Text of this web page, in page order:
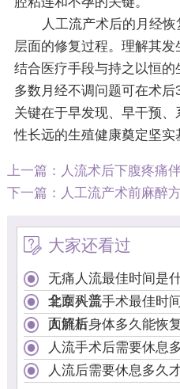
人工流产术后的月经
层面的修复过程。理解其
结合医疗手段与持之以恒
多数月经不调问题可在术后
关键在于早发现、早干预
性长远的生殖健康奠定坚实
上一篇： 人流术后下腹疼痛
下一篇： 人工流产术前麻醉
大家还看过
无痛人流最佳时间是
全面科普
北京人流手术最佳时
面解析
人流后身体多久能恢
人流手术后需要休息
人流后需要休息多久